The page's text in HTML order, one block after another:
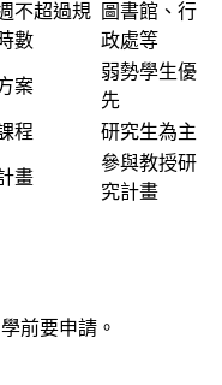
不超過規
數
圖書館、行
政處等
案
弱勢學生優
先
程 研究生為主
畫
參與教授研
究計畫
前要申請。